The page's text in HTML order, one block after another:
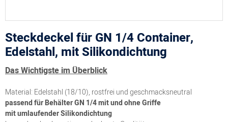
Steckdeckel für GN 1/4 Container,
Edelstahl, mit Silikondichtung
Das Wichtigste im Überblick
Material: Edelstahl (18/10), rostfrei und geschmacksneutral
passend für Behälter GN 1/4 mit und ohne Griffe
mit umlaufender Silikondichtung